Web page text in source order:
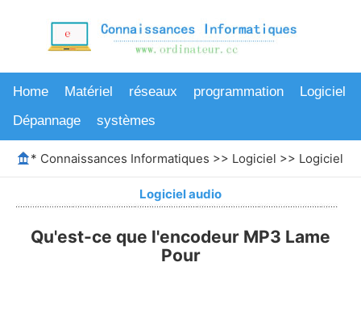
Home Matériel réseaux programmation
Logiciel
Dépannage
systèmes
* Connaissances Informatiques >> Logiciel >> Logiciel
Logiciel audio
Qu'est-ce que l'encodeur MP3 Lame
Pour